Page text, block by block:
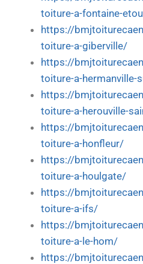
toiture-a-fontaine-
https://
toiture-a-giberville/
https://
toiture-a-hermanville-
https://
toiture-a-herouville-
https://
toiture-a-honfleur/
https://
toiture-a-houlgate/
https://
toiture-a-ifs/
https://
toiture-a-le-hom/
https://